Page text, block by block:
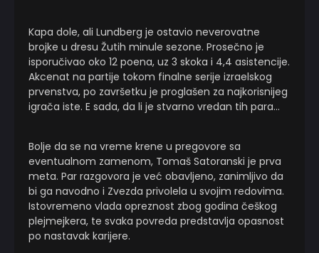
Kapa dole, ali Lundberg je ostavio neverovatne
brojke u dresu Žutih minule sezone. Prosečno je
isporučivao oko 12 poena, uz 3 skoka i 4,4 asistencije.
Akcenat na partije tokom finalne serije izraelskog
prvenstva, po završetku je proglašen za najkorisnijeg
igrača iste. E sada, da li je stvarno vredan tih para…
Bolje da se na vreme krene u pregovore sa
eventualnom zamenom, Tomaš Satoranski je prva
meta. Par razgovora je već obavljeno, zanimljivo da
bi ga navodno i Zvezda privolela u svojim redovima.
Istovremeno vlada opreznost zbog godina češkog
plejmejkera, te svaka povreda predstavlja opasnost
po nastavak karijere.